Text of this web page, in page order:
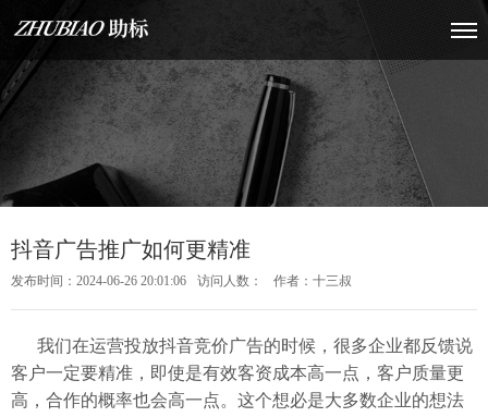
抖音广告推广如何更精准
发布时间：2024-06-26 20:01:06 访问人数： 作者：十三叔
我们在运营投放抖音竞价广告的时候，很多企业都反馈说
客户一定要精准，即使是有效客资成本高一点，客户质量更
高，合作的概率也会高一点。这个想必是大多数企业的想法